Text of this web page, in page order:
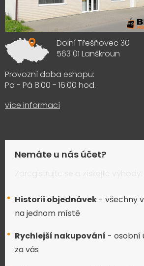
Dolní Třešňovec 30
563 01 Lanškroun
Provozní doba eshopu:
Po - Pá 8:00 - 16:00 hod.
více informací
Nemáte u nás účet?
Historii objednávek - všechny
na jednom místě
Rychlejší nakupování - osobní
za vás